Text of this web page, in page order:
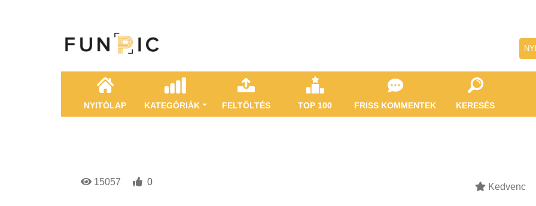
NYITÓLAP KATEGÓRIÁK FELTÖLTÉS TOP 100 FRISS KOMMENTEK KERESÉS
15057 0 Kedvenc